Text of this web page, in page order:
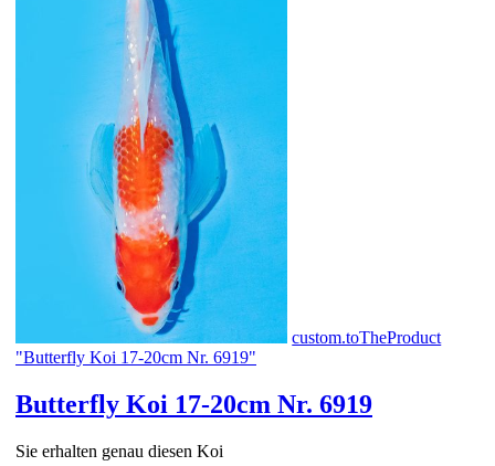
custom.toTheProduct
"Butterfly Koi 17-20cm Nr. 6919"
Butterfly Koi 17-20cm Nr. 6919
Sie erhalten genau diesen Koi